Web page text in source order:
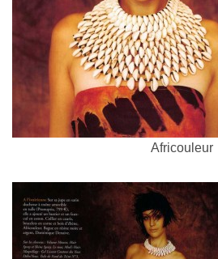
Africouleur